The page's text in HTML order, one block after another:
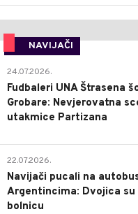
NAVIJAČI
24.07.2026.
Fudbaleri UNA Štrasena
Grobare: Nevjerovatna
utakmice Partizana
22.07.2026.
Navijači pucali na
Argentincima: Dvojica su
bolnicu